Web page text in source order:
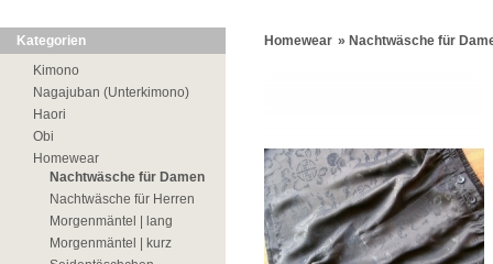
Kategorien
Kimono
Nagajuban (Unterkimono)
Haori
Obi
Homewear
Nachtwäsche für Damen
Nachtwäsche für Herren
Morgenmäntel | lang
Morgenmäntel | kurz
Homewear » Nachtwäsche für